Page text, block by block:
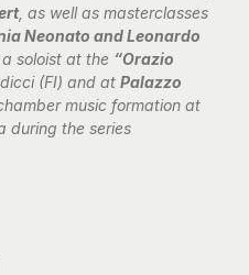
, as well as masterclasses
Neonato and Leonardo
soloist at the “Orazio
(FI) and at Palazzo
music formation at
during the series